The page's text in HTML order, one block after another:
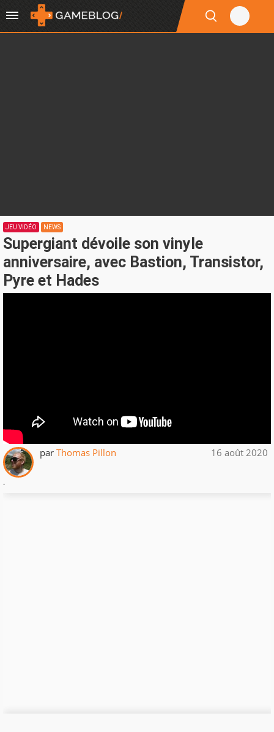
JEU VIDÉO NEWS
Supergiant dévoile son vinyle
anniversaire, avec Bastion, Transistor,
Pyre et Hades
par Thomas Pillon 16 août 2020
.